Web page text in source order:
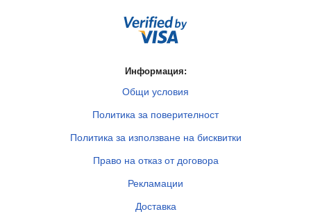
Информация:
Общи условия
Политика за поверителност
Политика за използване на бисквитки
Право на отказ от договора
Рекламации
Доставка